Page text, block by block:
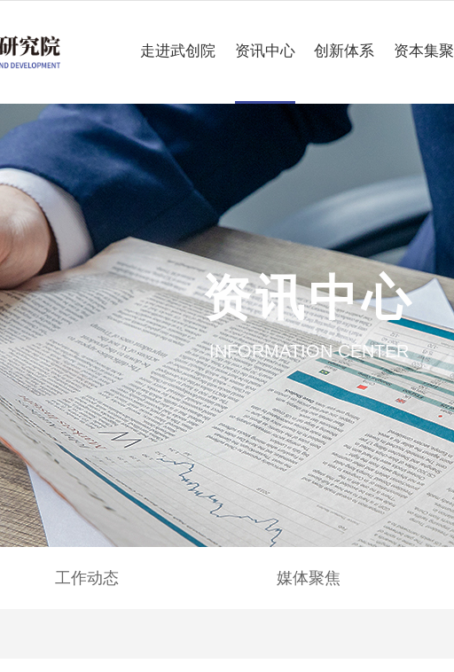
走进武创院
关于我们
理事会
大事记
园区介绍
资讯中心
科技要闻
工作动态
一路“项”新
通知公告
创新体系
专业研究所
企业联合创新中心
公共服务平台
项目意向申报
资本集聚
资讯中心
INFORMATION CENTER
工作动态
媒体聚焦